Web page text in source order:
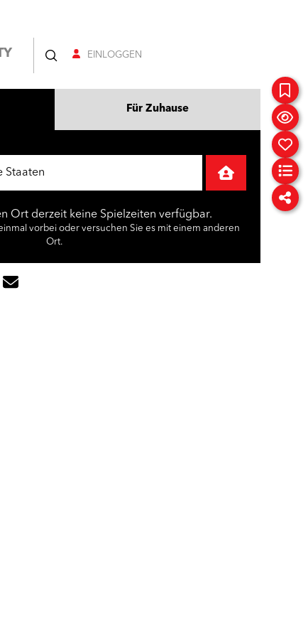
EINLOGGEN
Für Zuhause
Ort derzeit keine Spielzeiten verfügbar.
vorbei oder versuchen Sie es mit einem anderen
Ort.